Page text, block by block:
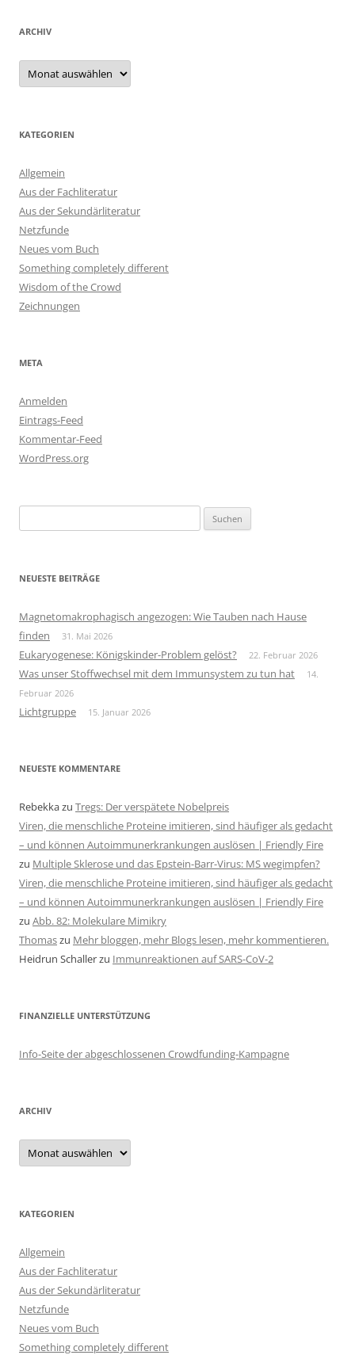
ARCHIV
Archiv
KATEGORIEN
Allgemein
Aus der Fachliteratur
Aus der Sekundärliteratur
Netzfunde
Neues vom Buch
Something completely different
Wisdom of the Crowd
Zeichnungen
META
Anmelden
Eintrags-Feed
Kommentar-Feed
WordPress.org
nach:
NEUESTE BEITRÄGE
Magnetomakrophagisch angezogen: Wie Tauben nach Hause
finden
31. Mai 2026
Eukaryogenese: Königskinder-Problem gelöst? 22. Februar 2026
Was unser Stoffwechsel mit dem Immunsystem zu tun hat
14.
Februar 2026
Lichtgruppe 15. Januar 2026
NEUESTE KOMMENTARE
Rebekkazu Tregs: Der verspätete Nobelpreis
Viren, die menschliche Proteine imitieren, sind häufiger als gedacht
– und können Autoimmunerkrankungen auslösen | Friendly Fire
zu Multiple Sklerose und das Epstein-Barr-Virus: MS wegimpfen?
Viren, die menschliche Proteine imitieren, sind häufiger als gedacht
– und können Autoimmunerkrankungen auslösen | Friendly Fire
zu Abb. 82: Molekulare Mimikry
Thomaszu Mehr bloggen, mehr Blogs lesen, mehr kommentieren.
Heidrun Schallerzu Immunreaktionen auf SARS-CoV-2
FINANZIELLE UNTERSTÜTZUNG
Info-Seite der abgeschlossenen Crowdfunding-Kampagne
ARCHIV
Archiv
KATEGORIEN
Allgemein
Aus der Fachliteratur
Aus der Sekundärliteratur
Netzfunde
Neues vom Buch
Something completely different